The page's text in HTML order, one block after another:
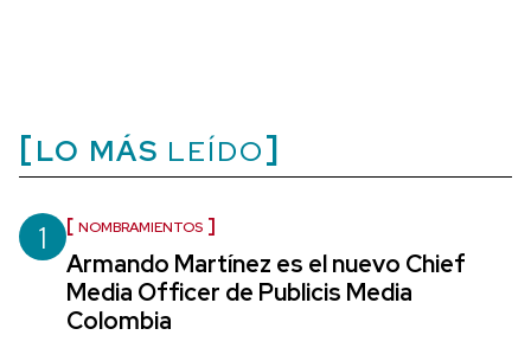
LO MÁS LEÍDO
1 NOMBRAMIENTOS
Armando Martínez es el nuevo Chief
Media Officer de Publicis Media
Colombia